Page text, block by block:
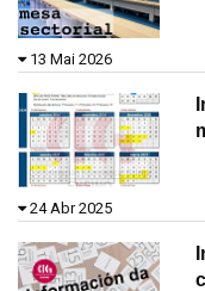
13 Mai 2026
24 Abr 2025